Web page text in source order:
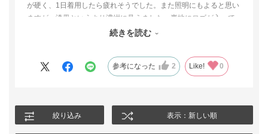
が硬く、1日着用したら疲れそうでした。また照明にもよると思い
ますが、漆黒というより濃紺に見えました。裏地にロゴが入って
いるのも個人的には好みではなく、申し訳ありませんが返品させ
続きを読む
参考になった 2 Like! 0
絞り込み 表示：新しい順